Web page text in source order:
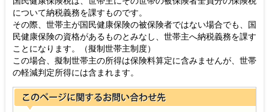
について納税義務を課すものです。
その際、世帯主が国民健康保険の被保険者ではない場合でも、国
民健康保険の資格があるものとみなし、世帯主へ納税義務を課す
ことになります。（擬制世帯主制度）
この場合、擬制世帯主の所得は保険料算定に含みませんが、世帯
の軽減判定所得には含まれます。